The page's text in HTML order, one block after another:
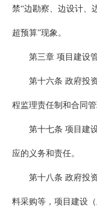
禁“边勘察、边设计、
超预算”现象。
第三章 项目建设
第十六条 政府投
程监理责任制和合同管
第十七条 项目建
应的义务和责任。
第十八条 政府投
料采购等，项目建设